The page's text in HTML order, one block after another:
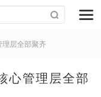
层全部聚齐
心管理层全部